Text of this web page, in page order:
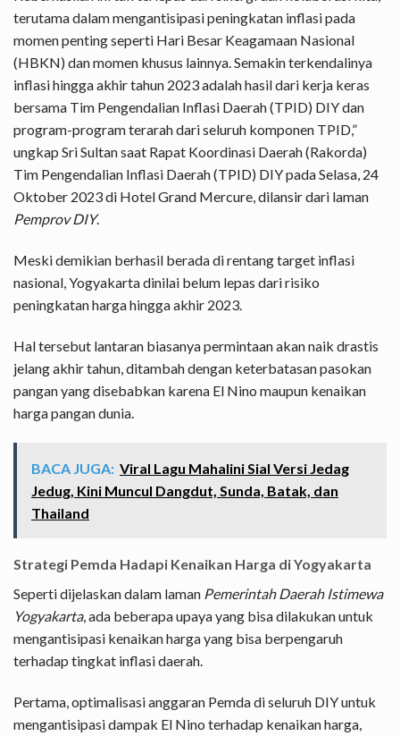
terutama dalam mengantisipasi peningkatan inflasi pada
momen penting seperti Hari Besar Keagamaan Nasional
(HBKN) dan momen khusus lainnya. Semakin terkendalinya
inflasi hingga akhir tahun 2023 adalah hasil dari kerja keras
bersama Tim Pengendalian Inflasi Daerah (TPID) DIY dan
program-program terarah dari seluruh komponen TPID,”
ungkap Sri Sultan saat Rapat Koordinasi Daerah (Rakorda)
Tim Pengendalian Inflasi Daerah (TPID) DIY pada Selasa, 24
Oktober 2023 di Hotel Grand Mercure, dilansir dari laman
Pemprov DIY.
Meski demikian berhasil berada di rentang target inflasi
nasional, Yogyakarta dinilai belum lepas dari risiko
peningkatan harga hingga akhir 2023.
Hal tersebut lantaran biasanya permintaan akan naik drastis
jelang akhir tahun, ditambah dengan keterbatasan pasokan
pangan yang disebabkan karena El Nino maupun kenaikan
harga pangan dunia.
BACA JUGA: Viral Lagu Mahalini Sial Versi Jedag
Jedug, Kini Muncul Dangdut, Sunda, Batak, dan
Thailand
Strategi Pemda Hadapi Kenaikan Harga di Yogyakarta
Seperti dijelaskan dalam laman Pemerintah Daerah Istimewa
Yogyakarta, ada beberapa upaya yang bisa dilakukan untuk
mengantisipasi kenaikan harga yang bisa berpengaruh
terhadap tingkat inflasi daerah.
Pertama, optimalisasi anggaran Pemda di seluruh DIY untuk
mengantisipasi dampak El Nino terhadap kenaikan harga,